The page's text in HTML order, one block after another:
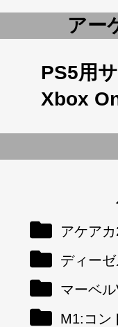
アー
PS5用
Xbox
アケア
ディー
マーベ
M1:コン